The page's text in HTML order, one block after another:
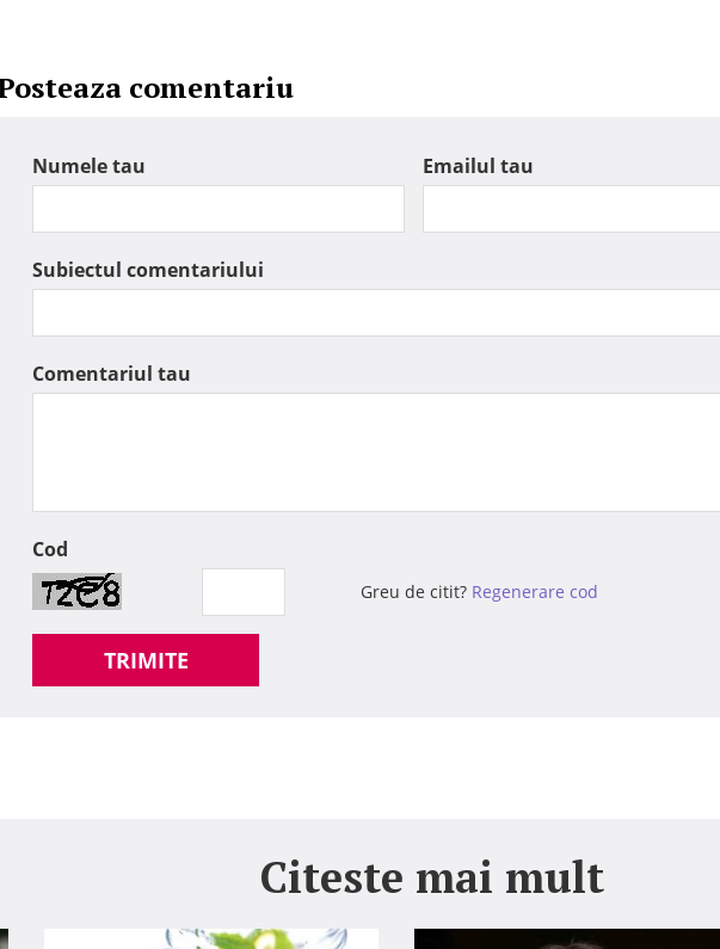
comentariu
Numele tau Emailul tau
Subiectul comentariului
Comentariul tau
Cod
Greu de citit? Regenerare cod
TRIMITE
Citeste mai mult